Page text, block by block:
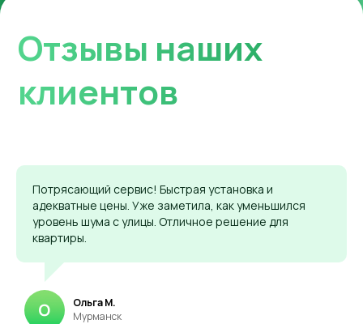
Потрясающий сервис! Быстрая установка и
адекватные цены. Уже заметила, как уменьшился
уровень шума с улицы. Отличное решение для
квартиры.
Ольга М.
Мурманск